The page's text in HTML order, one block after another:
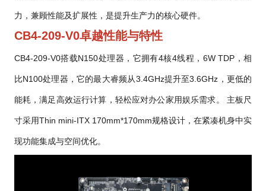
力，兼顾性能及扩展性，是提升生产力的核心硬件。
CB4-209-V0卓越性能与特性
CB4-209-V0搭载N150处理器，它拥有4核4线程，6W TDP，相
比N100处理器，它的最大睿频从3.4GHz提升至3.6GHz，更低的
能耗，满足高效运行计算，轻松应对办公家用娱乐需求。 主板尺
寸采用Thin mini-ITX 170mm*170mm规格设计，在紧凑机身中实
现功能集成与空间优化。